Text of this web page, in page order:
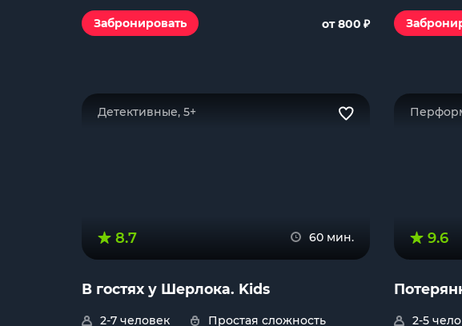
Забронировать от 800 ₽
Детективные, 5+
8.7 60 мин.
В гостях у Шерлока. Kids
2-7 человек Простая сложность
9.6
2-5